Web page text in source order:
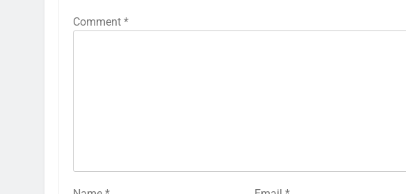
Comment *